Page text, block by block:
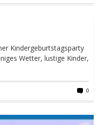
Kindergeburtstagsparty
Wetter, lustige Kinder,
0